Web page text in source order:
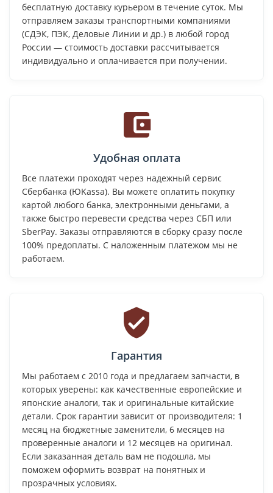
бесплатную доставку курьером в течение суток. Мы
отправляем заказы транспортными компаниями
(СДЭК, ПЭК, Деловые Линии и др.) в любой город
России — стоимость доставки рассчитывается
индивидуально и оплачивается при получении.
Удобная оплата
Все платежи проходят через надежный сервис
Сбербанка (ЮKassa). Вы можете оплатить покупку
картой любого банка, электронными деньгами, а
также быстро перевести средства через СБП или
SberPay. Заказы отправляются в сборку сразу после
100% предоплаты. С наложенным платежом мы не
работаем.
Гарантия
Мы работаем с 2010 года и предлагаем запчасти, в
которых уверены: как качественные европейские и
японские аналоги, так и оригинальные китайские
детали. Срок гарантии зависит от производителя: 1
месяц на бюджетные заменители, 6 месяцев на
проверенные аналоги и 12 месяцев на оригинал.
Если заказанная деталь вам не подошла, мы
поможем оформить возврат на понятных и
прозрачных условиях.